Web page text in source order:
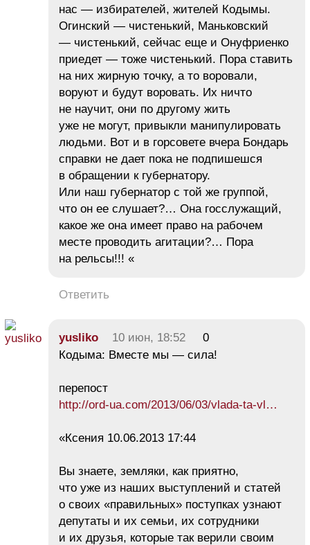
нас — избирателей, жителей Кодымы.
Огинский — чистенький, Маньковский
— чистенький, сейчас еще и Онуфриенко
приедет — тоже чистенький. Пора ставить
на них жирную точку, а то воровали,
воруют и будут воровать. Их ничто
не научит, они по другому жить
уже не могут, привыкли манипулировать
людьми. Вот и в горсовете вчера Бондарь
справки не дает пока не подпишешся
в обращении к губернатору.
Или наш губернатор с той же группой,
что он ее слушает?… Она госслужащий,
какое же она имеет право на рабочем
месте проводить агитации?… Пора
на рельсы!!! «
Ответить
yusliko 10 июн, 18:52
0
Кодыма: Вместе мы — сила!
перепост
http://ord-ua.com/2013/06/03/vlada-ta-vl…
«Ксения 10.06.2013 17:44
Вы знаете, земляки, как приятно,
что уже из наших выступлений и статей
о своих «правильных» поступках узнают
депутаты и их семьи, их сотрудники
и их друзья, которые так верили своим